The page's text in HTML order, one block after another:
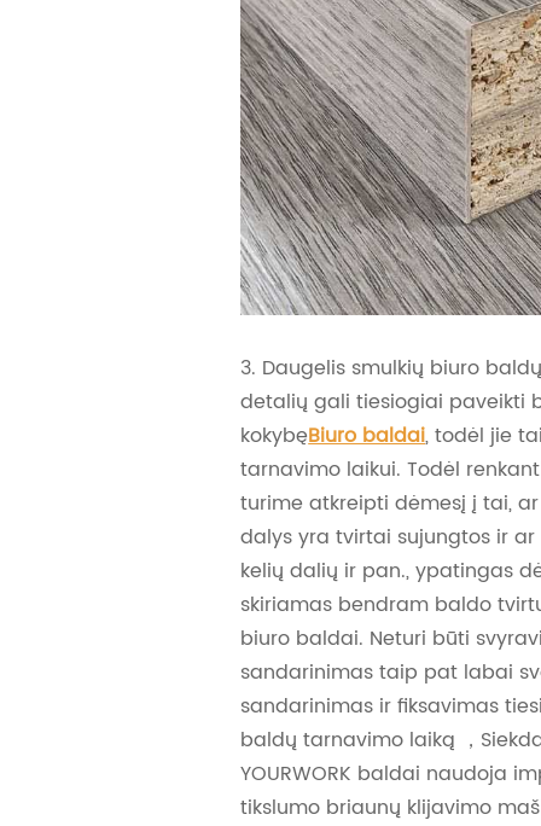
3. Daugelis smulkių biuro
detalių gali tiesiogiai paveikti
kokybęBiuro baldai, todėl jie
tarnavimo laikui. Todėl
turime atkreipti dėmesį į tai,
dalys yra tvirtai sujungtos ir
kelių dalių ir pan., ypatingas
skiriamas bendram baldo
biuro baldai. Neturi būti
sandarinimas taip pat labai
sandarinimas ir fiksavimas
baldų tarnavimo laiką ，
YOURWORK baldai naudoja
tikslumo briaunų klijavimo